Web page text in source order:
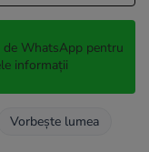
WhatsApp pentru
informații
Vorbește lumea